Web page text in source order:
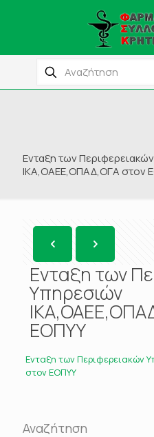
Ενταξη των
ΙΚΑ,ΟΑΕΕ,ΟΠΑΔ,ΟΓΑ στον
Ενταξη των
Υπηρεσιών
ΕΟΠΥΥ
Ενταξη των Περιφερειακών
στον ΕΟΠΥΥ
Αναζήτηση